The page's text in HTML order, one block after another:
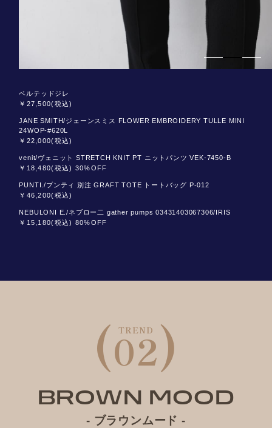
ベルテッドジレ
￥27,500(税込)
JANE SMITH/ジェーンスミス FLOWER EMBROIDERY TULLE MINI
24WOP-#620L
￥22,000(税込)
venit/ヴェニット STRETCH KNIT PT ニットパンツ VEK-7450-B
￥18,480(税込) 30%OFF
PUNTI./プンティ 別注 GRAFT TOTE トートバッグ P-012
￥46,200(税込)
NEBULONI E./ネブロー二 gather pumps 03431403067306/IRIS
￥15,180(税込) 80%OFF
( TREND
02 )
BROWN MOOD
- ブラウンムード -